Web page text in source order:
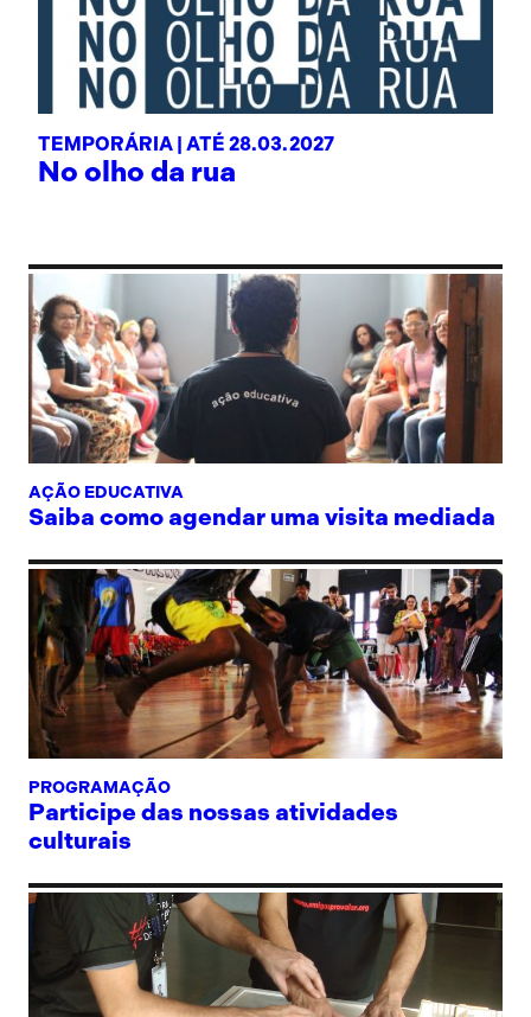
TEMPORÁRIA | ATÉ 28.03.2027
No olho da rua
AÇÃO EDUCATIVA
Saiba como agendar uma visita mediada
PROGRAMAÇÃO
Participe das nossas atividades
culturais